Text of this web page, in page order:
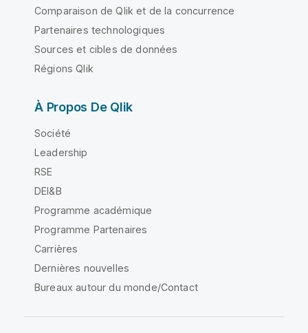
Comparaison de Qlik et de la concurrence
Partenaires technologiques
Sources et cibles de données
Régions Qlik
À Propos De Qlik
Société
Leadership
RSE
DEI&B
Programme académique
Programme Partenaires
Carrières
Dernières nouvelles
Bureaux autour du monde/Contact